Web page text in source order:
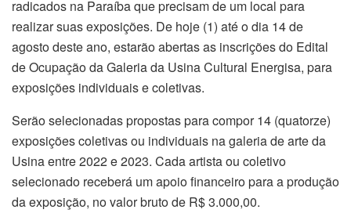
radicados na Paraíba que precisam de um local para
realizar suas exposições. De hoje (1) até o dia 14 de
agosto deste ano, estarão abertas as inscrições do Edital
de Ocupação da Galeria da Usina Cultural Energisa, para
exposições individuais e coletivas.
Serão selecionadas propostas para compor 14 (quatorze)
exposições coletivas ou individuais na galeria de arte da
Usina entre 2022 e 2023. Cada artista ou coletivo
selecionado receberá um apoio financeiro para a produção
da exposição, no valor bruto de R$ 3.000,00.